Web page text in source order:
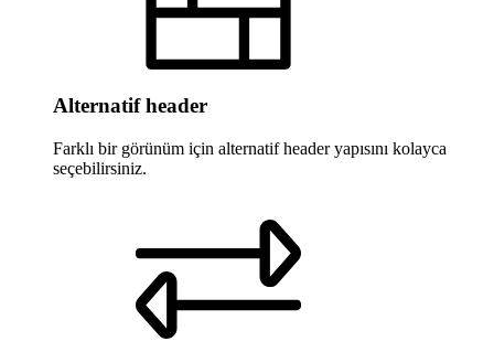
Alternatif header
Farklı bir görünüm için alternatif header yapısını kolayca
seçebilirsiniz.